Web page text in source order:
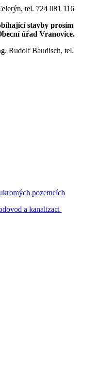
tel. 724 081 116
stavby prosím
úřad Vranovice.
Rudolf Baudisch, tel.
pozemcích
a kanalizaci